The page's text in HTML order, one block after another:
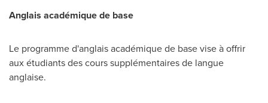
Anglais académique de base
Le programme d'anglais académique de base vise à offrir
aux étudiants des cours supplémentaires de langue
anglaise.